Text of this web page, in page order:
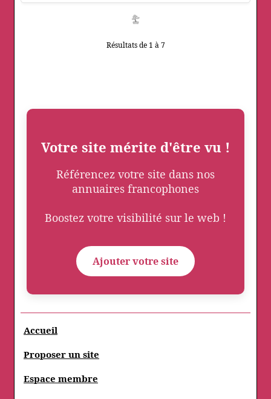
Résultats de 1 à 7
Votre site mérite d'être vu !
Référencez votre site dans nos
annuaires francophones
Boostez votre visibilité sur le web !
Ajouter votre site
Accueil
Proposer un site
Espace membre